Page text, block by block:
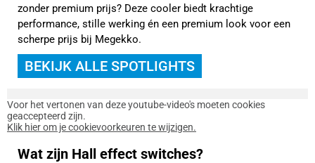
zonder premium prijs? Deze cooler biedt krachtige
performance, stille werking én een premium look voor een
scherpe prijs bij Megekko.
BEKIJK ALLE SPOTLIGHTS
Voor het vertonen van deze youtube-video's moeten cookies
geaccepteerd zijn.
Klik hier om je cookievoorkeuren te wijzigen.
Wat zijn Hall effect switches?